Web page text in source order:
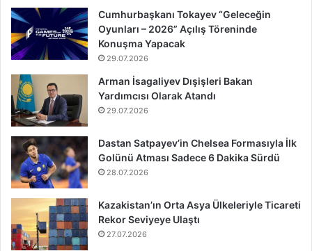
Cumhurbaşkanı Tokayev “Geleceğin
Oyunları – 2026” Açılış Töreninde
Konuşma Yapacak
29.07.2026
Arman İsagaliyev Dışişleri Bakan
Yardımcısı Olarak Atandı
29.07.2026
Dastan Satpayev’in Chelsea Formasıyla İlk
Golünü Atması Sadece 6 Dakika Sürdü
28.07.2026
Kazakistan’ın Orta Asya Ülkeleriyle Ticareti
Rekor Seviyeye Ulaştı
27.07.2026